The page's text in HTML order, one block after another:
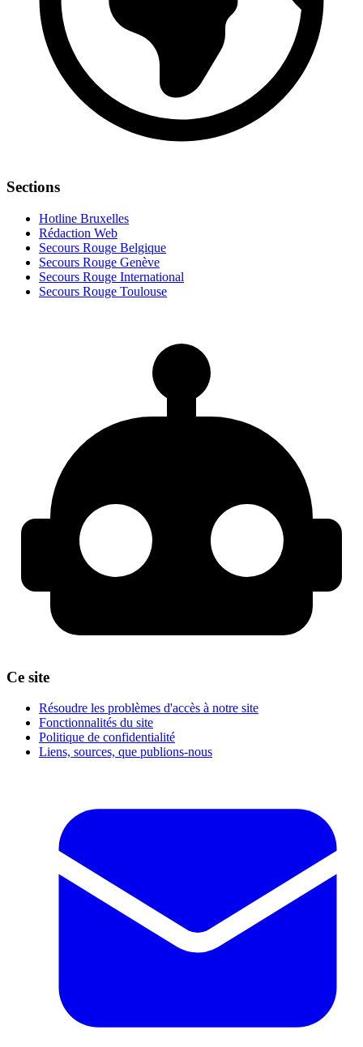
Sections
Hotline Bruxelles
Rédaction Web
Secours Rouge Belgique
Secours Rouge Genève
Secours Rouge International
Secours Rouge Toulouse
Ce site
Résoudre les problèmes d'accès à notre site
Fonctionnalités du site
Politique de confidentialité
Liens, sources, que publions-nous